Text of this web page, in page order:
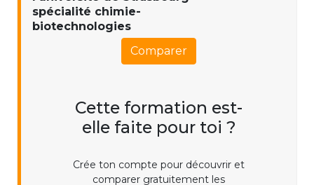
spécialité chimie-
biotechnologies
Comparer
Cette formation est-
elle faite pour toi ?
Crée ton compte pour découvrir et
comparer gratuitement les